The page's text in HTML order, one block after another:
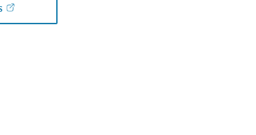
(Obre en finestra nova)